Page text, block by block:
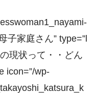
子家庭さん” type=”l
現状って・・どん
icon=”/wp-